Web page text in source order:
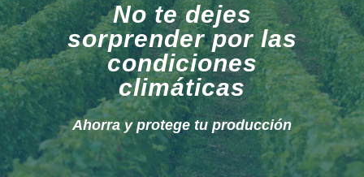
No te dejes
sorprender por las
condiciones
climáticas
Ahorra y protege tu producción